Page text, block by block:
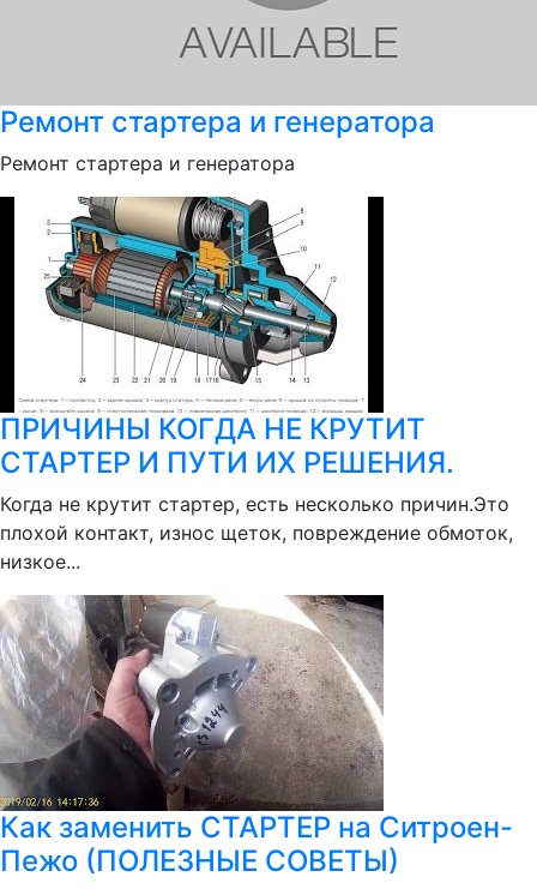
Ремонт стартера и генератора
Ремонт стартера и генератора
ПРИЧИНЫ КОГДА НЕ КРУТИТ
СТАРТЕР И ПУТИ ИХ РЕШЕНИЯ.
Когда не крутит стартер, есть несколько причин.Это
плохой контакт, износ щеток, повреждение обмоток,
низкое...
Как заменить СТАРТЕР на Ситроен-
Пежо (ПОЛЕЗНЫЕ СОВЕТЫ)